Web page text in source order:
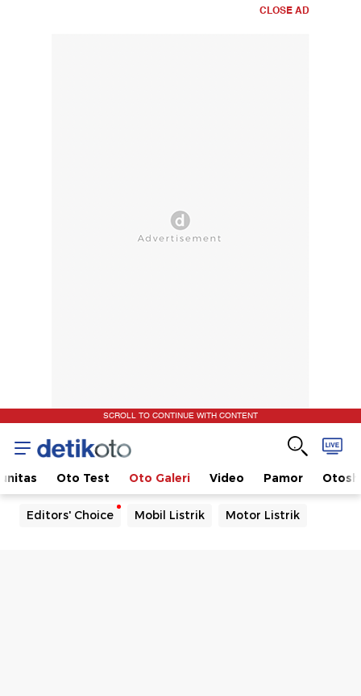
CLOSE AD
SCROLL TO CONTINUE WITH CONTENT
Oto Test Oto Galeri Video Pamor
Editors' Choice Mobil Listrik Motor Listrik